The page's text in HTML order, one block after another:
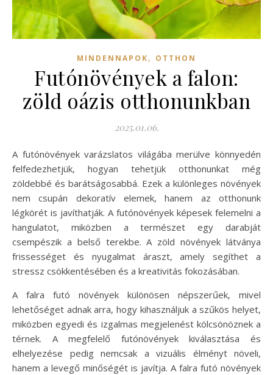
MINDENNAPOK, OTTHON
Futónövények a falon:
zöld oázis otthonunkban
2025.01.06.
A futónövények varázslatos világába merülve könnyedén
felfedezhetjük, hogyan tehetjük otthonunkat még
zöldebbé és barátságosabbá. Ezek a különleges növények
nem csupán dekoratív elemek, hanem az otthonunk
légkörét is javíthatják. A futónövények képesek felemelni a
hangulatot, miközben a természet egy darabját
csempészik a belső terekbe. A zöld növények látványa
frissességet és nyugalmat áraszt, amely segíthet a
stressz csökkentésében és a kreativitás fokozásában.
A falra futó növények különösen népszerűek, mivel
lehetőséget adnak arra, hogy kihasználjuk a szűkös helyet,
miközben egyedi és izgalmas megjelenést kölcsönöznek a
térnek. A megfelelő futónövények kiválasztása és
elhelyezése pedig nemcsak a vizuális élményt növeli,
hanem a levegő minőségét is javítja. A falra futó növények